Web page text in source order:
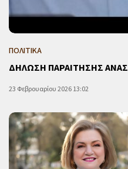
ΠΟΛΙΤΙΚΑ
ΔΗΛΩΣΗ ΠΑΡΑΙΤΗΣΗΣ
23 Φεβρουαρίου 2026 13:02